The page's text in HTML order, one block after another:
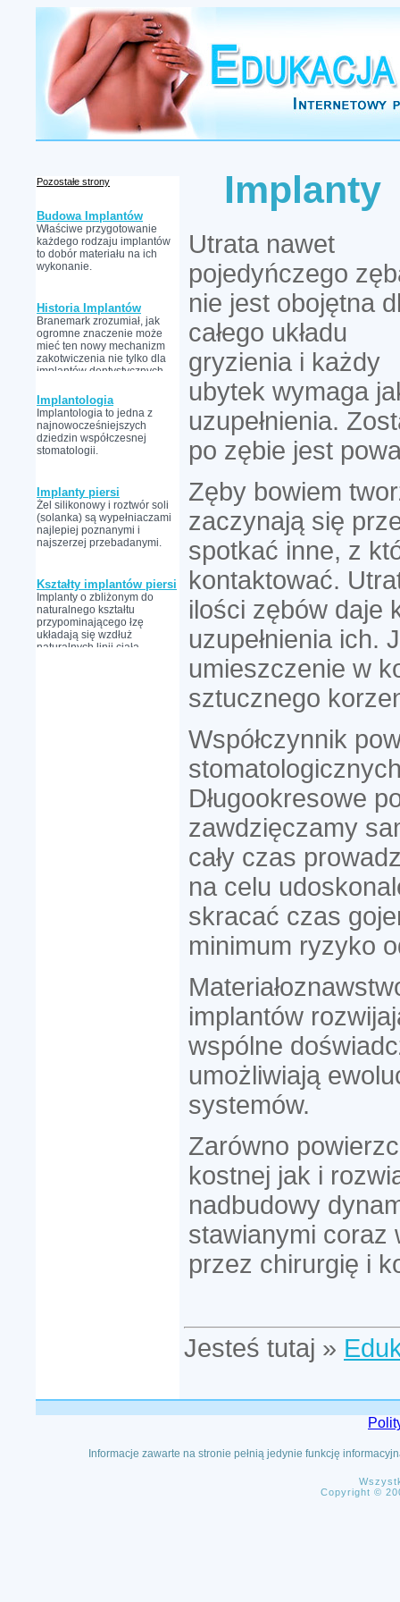
Implanty
Utrata nawet
pojedyńczego
nie jest obojętna
całego układu
gryzienia i każdy
ubytek wymaga
uzupełnienia.
po zębie jest
Zęby bowiem
zaczynają się
spotkać inne, z
kontaktować.
ilości zębów daje
uzupełnienia ich.
umieszczenie w
sztucznego
Współczynnik
Długookresowe
zawdzięczamy
cały czas
na celu
skracać czas
minimum ryzyko
implantów
wspólne
umożliwiają
systemów.
Zarówno
kostnej jak i
nadbudowy
stawianymi coraz
przez chirurgię i
Jesteś tutaj »
Pozostałe strony
Budowa Implantów
Właściwe przygotowanie
każdego rodzaju implantów
to dobór materiału na ich
wykonanie.
Historia Implantów
Branemark zrozumiał, jak
ogromne znaczenie może
mieć ten nowy mechanizm
zakotwiczenia nie tylko dla
implantów dentystycznych,
Implantologia
Implantologia to jedna z
najnowocześniejszych
dziedzin współczesnej
stomatologii.
Implanty piersi
Żel silikonowy i roztwór soli
(solanka) są wypełniaczami
najlepiej poznanymi i
najszerzej przebadanymi.
Kształty implantów piersi
Implanty o zbliżonym do
naturalnego kształtu
przypominającego łzę
układają się wzdłuż
naturalnych linii ciała.
Informacje zawarte na stronie pełnią jedynie funkcję
Copyright ©